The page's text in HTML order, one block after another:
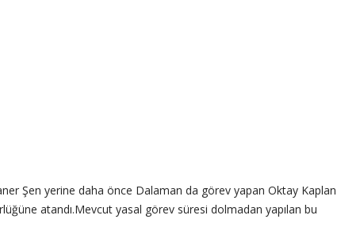
Şen yerine daha önce Dalaman da görev yapan Oktay Kaplan
atandı.Mevcut yasal görev süresi dolmadan yapılan bu